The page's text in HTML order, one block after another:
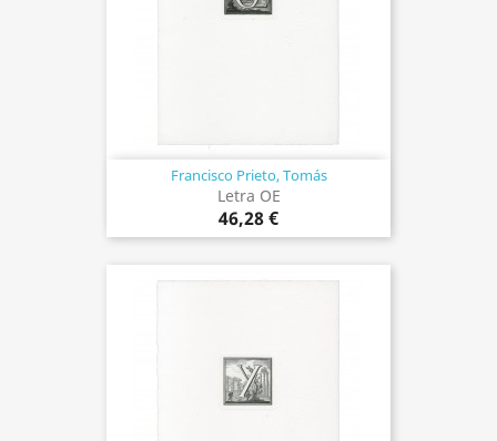
Francisco Prieto, Tomás
Letra OE
46,28 €